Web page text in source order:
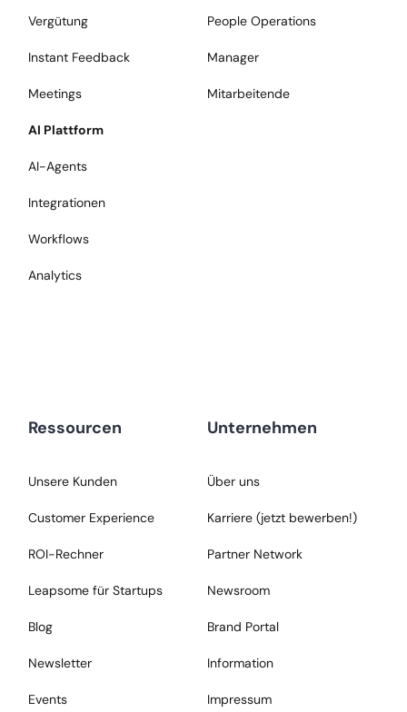
Vergütung
Instant Feedback
Meetings
AI Plattform
AI-Agents
Integrationen
Workflows
Analytics
People Operations
Manager
Mitarbeitende
Ressourcen
Unsere Kunden
Customer Experience
ROI-Rechner
Leapsome für Startups
Blog
Newsletter
Events
Unternehmen
Über uns
Karriere (jetzt bewerben!)
Partner Network
Newsroom
Brand Portal
Information
Impressum